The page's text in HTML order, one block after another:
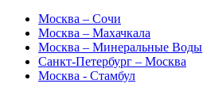
Москва – Сочи
Москва – Махачкала
Москва – Минеральные Воды
Санкт-Петербург – Москва
Москва - Стамбул